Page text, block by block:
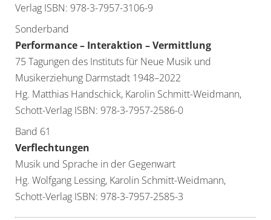
Verlag ISBN: 978-3-7957-3106-9
Sonderband
Performance – Interaktion – Vermittlung
75 Tagungen des Instituts für Neue Musik und
Musikerziehung Darmstadt 1948–2022
Hg. Matthias Handschick, Karolin Schmitt-Weidmann,
Schott-Verlag ISBN: 978-3-7957-2586-0
Band 61
Verflechtungen
Musik und Sprache in der Gegenwart
Hg. Wolfgang Lessing, Karolin Schmitt-Weidmann,
Schott-Verlag ISBN: 978-3-7957-2585-3